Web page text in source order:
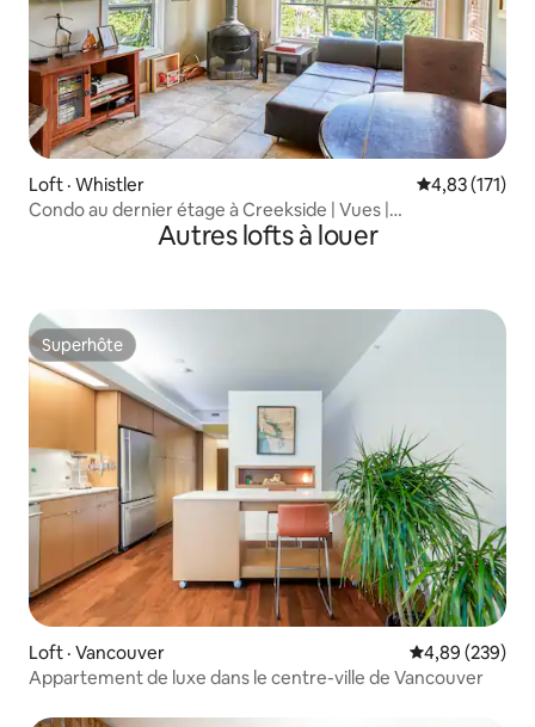
Loft · Whistler Note
4,83 (171)
Condo au dernier étage à Creekside | Vues |
Stationnement | Climatisation
Autres lofts à louer
Superhôte
Superhôte
Loft · Vancouver Note
4,89 (239)
Appartement de luxe dans le centre-ville de Vancouver